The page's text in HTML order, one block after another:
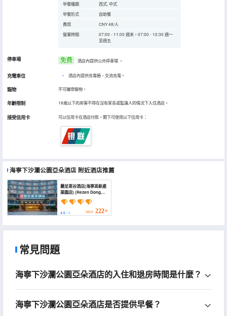
早餐種類
西式, 中式
早餐形式
自助餐
費用
CNY 48/人
營業時間
07:00 - 11:00 週末，07:00 - 10:30 週一
至週五
停車場 免费 酒店內提供公共停車場 。
充電車位 • 酒店內提供充電樁，交流充電。
寵物 不可攜帶寵物。
年齡限制 18歲以下的房客不得在沒有家長或監護人的情況下入住酒店。
接受信用卡 可以信用卡在酒店付款，閣下可使用以下信用卡：
海寧下沙瀾公園亞朵酒店 附近酒店推薦
麗呈東谷酒店(海寧高新產
業園店) (Rezen Dong
Hotel (Haining Hi-tech
Industrial Park))
4.6 / 5 HKD 222+
常見問題
海寧下沙瀾公園亞朵酒店的入住和退房時間是什麼？
海寧下沙瀾公園亞朵酒店是否提供早餐？